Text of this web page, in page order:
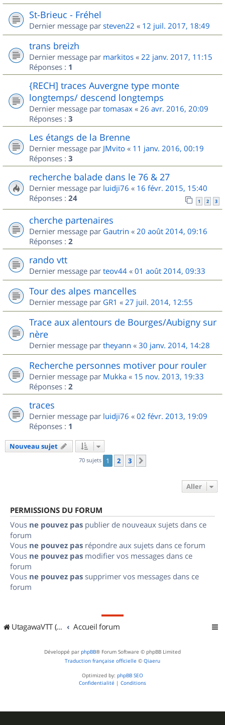
St-Brieuc - Fréhel
Dernier message par steven22 « 12 juil. 2017, 18:49
trans breizh
Dernier message par markitos « 22 janv. 2017, 11:15
Réponses : 1
{RECH] traces Auvergne type monte
longtemps/ descend longtemps
Dernier message par tomasax « 26 avr. 2016, 20:09
Réponses : 3
Les étangs de la Brenne
Dernier message par JMvito « 11 janv. 2016, 00:19
Réponses : 3
recherche balade dans le 76 & 27
Dernier message par luidji76 « 16 févr. 2015, 15:40
Réponses : 24 1 2 3
cherche partenaires
Dernier message par Gautrin « 20 août 2014, 09:16
Réponses : 2
rando vtt
Dernier message par teov44 « 01 août 2014, 09:33
Tour des alpes mancelles
Dernier message par GR1 « 27 juil. 2014, 12:55
Trace aux alentours de Bourges/Aubigny sur
nère
Dernier message par theyann « 30 janv. 2014, 14:28
Recherche personnes motiver pour rouler
Dernier message par Mukka « 15 nov. 2013, 19:33
Réponses : 2
traces
Dernier message par luidji76 « 02 févr. 2013, 19:09
Réponses : 1
Nouveau sujet
70 sujets 1 2 3
Aller
PERMISSIONS DU FORUM
Vous ne pouvez pas publier de nouveaux sujets dans ce
forum
Vous ne pouvez pas répondre aux sujets dans ce forum
Vous ne pouvez pas modifier vos messages dans ce
forum
Vous ne pouvez pas supprimer vos messages dans ce
forum
UtagawaVTT (Randos VTT et VTTAE avec traces GPS) Accueil forum
Développé par phpBB® Forum Software © phpBB Limited
Traduction française officielle © Qiaeru
Optimized by: phpBB SEO
Confidentialité | Conditions